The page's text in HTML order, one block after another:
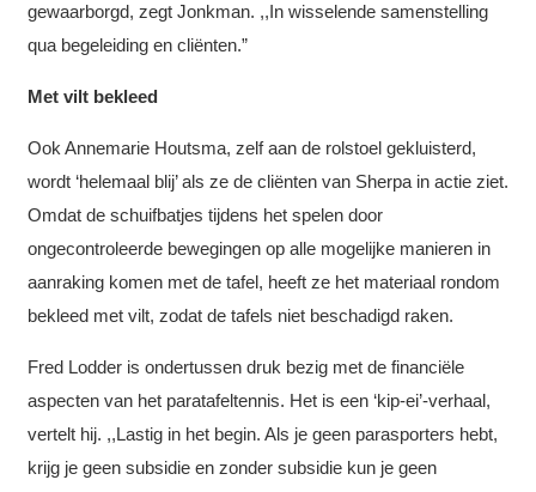
gewaarborgd, zegt Jonkman. ,,In wisselende samenstelling
qua begeleiding en cliënten.”
Met vilt bekleed
Ook Annemarie Houtsma, zelf aan de rolstoel gekluisterd,
wordt ‘helemaal blij’ als ze de cliënten van Sherpa in actie ziet.
Omdat de schuifbatjes tijdens het spelen door
ongecontroleerde bewegingen op alle mogelijke manieren in
aanraking komen met de tafel, heeft ze het materiaal rondom
bekleed met vilt, zodat de tafels niet beschadigd raken.
Fred Lodder is ondertussen druk bezig met de financiële
aspecten van het paratafeltennis. Het is een ‘kip-ei’-verhaal,
vertelt hij. ,,Lastig in het begin. Als je geen parasporters hebt,
krijg je geen subsidie en zonder subsidie kun je geen